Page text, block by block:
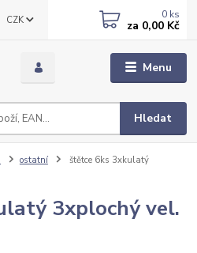
Menu
CZK
Hledat
0 ks
za 0,00 Kč
ostatní
štětce 6ks 3xkulatý
3xplochý vel.